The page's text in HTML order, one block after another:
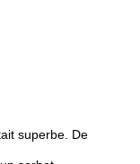
superbe. De